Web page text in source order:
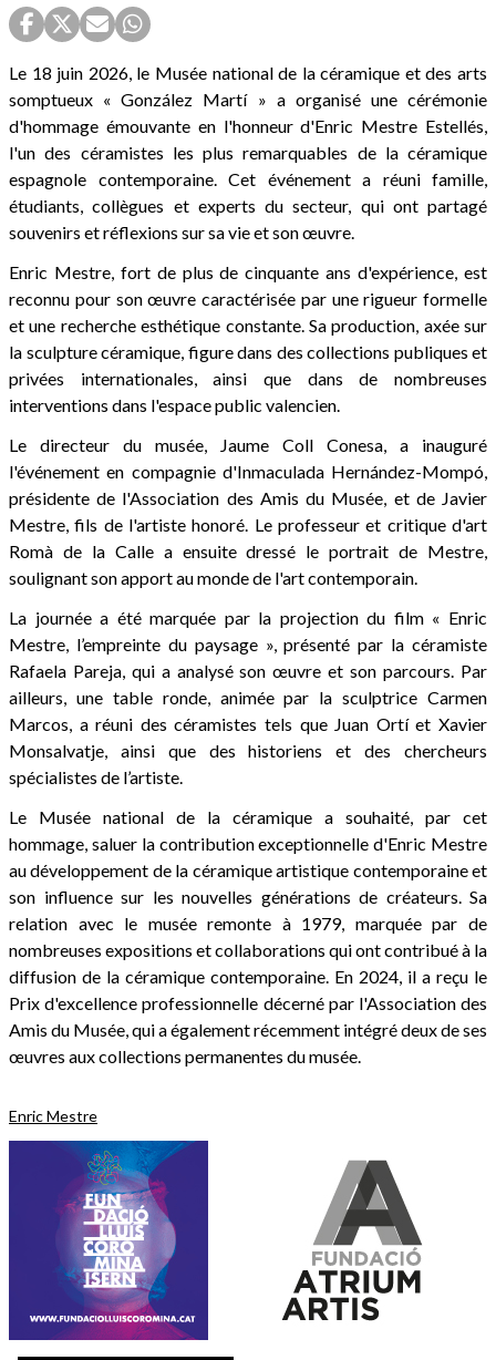
Le 18 juin 2026, le Musée national de la céramique et des arts
somptueux « González Martí » a organisé une cérémonie
d'hommage émouvante en l'honneur d'Enric Mestre Estellés,
l'un des céramistes les plus remarquables de la céramique
espagnole contemporaine. Cet événement a réuni famille,
étudiants, collègues et experts du secteur, qui ont partagé
souvenirs et réflexions sur sa vie et son œuvre.
Enric Mestre, fort de plus de cinquante ans d'expérience, est
reconnu pour son œuvre caractérisée par une rigueur formelle
et une recherche esthétique constante. Sa production, axée sur
la sculpture céramique, figure dans des collections publiques et
privées internationales, ainsi que dans de nombreuses
interventions dans l'espace public valencien.
Le directeur du musée, Jaume Coll Conesa, a inauguré
l'événement en compagnie d'Inmaculada Hernández-Mompó,
présidente de l'Association des Amis du Musée, et de Javier
Mestre, fils de l'artiste honoré. Le professeur et critique d'art
Romà de la Calle a ensuite dressé le portrait de Mestre,
soulignant son apport au monde de l'art contemporain.
La journée a été marquée par la projection du film « Enric
Mestre, l’empreinte du paysage », présenté par la céramiste
Rafaela Pareja, qui a analysé son œuvre et son parcours. Par
ailleurs, une table ronde, animée par la sculptrice Carmen
Marcos, a réuni des céramistes tels que Juan Ortí et Xavier
Monsalvatje, ainsi que des historiens et des chercheurs
spécialistes de l’artiste.
Le Musée national de la céramique a souhaité, par cet
hommage, saluer la contribution exceptionnelle d'Enric Mestre
au développement de la céramique artistique contemporaine et
son influence sur les nouvelles générations de créateurs. Sa
relation avec le musée remonte à 1979, marquée par de
nombreuses expositions et collaborations qui ont contribué à la
diffusion de la céramique contemporaine. En 2024, il a reçu le
Prix d'excellence professionnelle décerné par l'Association des
Amis du Musée, qui a également récemment intégré deux de ses
œuvres aux collections permanentes du musée.
Enric Mestre